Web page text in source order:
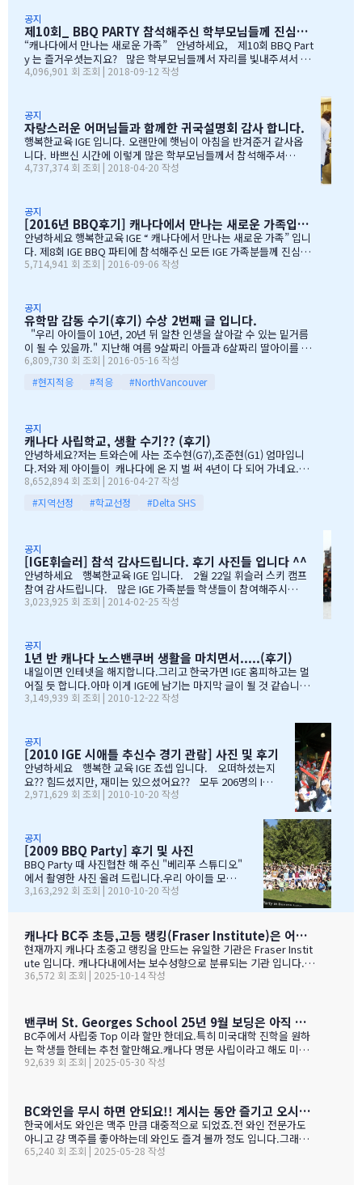
공지
제10회_ BBQ PARTY 참석해주신 학부모님들께 진심으로 감사드립니다
“캐나다에서 만나는 새로운 가족” 안녕하세요, 제10회 BBQ Part
y 는 즐거우셧는지요? 많은 학부모님들께서 자리를 빛내주셔서 너
무 감사합니다. 오전에 비가 와서 많이 걱정을 하엿지만, 다행이도
무 감사하엿지요. (아마 작년에 참석하셧던 학부모님들은 아주 아주
잘 아셧을것입니다 ^^). 매년 여름의 BBQ 파티는 WELCOME TO C
ANADA & WELCOME TO IGE 의미를 두고 있습니다. Q & A 에서 I
GE 의 Motto 에 대해서, 언급드린봐와 같이, 행사 준비에 음식준비
그리고 상품 물건을 구입하면서, 필요하신 생필품(?)이 무엇인지? 고
4,096,901 회 조회 | 2018-09-12 작성
공지
자랑스러운 어머님들과 함께한 귀국설명회 감사 합니다.
행복한교육 IGE 입니다. 오랜만에 햇님이 아침을 반겨준거 같사옵
니다. 바쁘신 시간에 이렇게 많은 학부모님들께서 참석해주셔서
자리를 빛내주셔서 진심으로 감사 또 감사드립니다. 멀리서 남아
rean 어머님들은 준비성은 최고 인걸 다시 느끼게된 하루엿습니
다. 유학맘이야기에 댓글이 27 이였지만, 참석해주시는 학부모
님들은 50분이 넘으셔서, 처음 오픈닝때 당황스러웠지만요~~ 바
쁘신 와중에 참석해주신 [TD은행,오경호부동산,웨스트캐나다종
합보험,캐나다쉬핑(코쉽해운),한인모터스]VERY 감사드리며, 언제
데 불편한거 없이 꼼꼼히 준비하시기 바라며, 내일이면 아마도 무
한의 카톡 및 연락이 오지않을까 생각이 …
4,737,374 회 조회 | 2018-04-20 작성
공지
[2016년 BBQ후기] 캐나다에서 만나는 새로운 가족입니다
안녕하세요 행복한교육 IGE “ 캐나다에서 만나는 새로운 가족” 입니
다. 제8회 IGE BBQ 파티에 참석해주신 모든 IGE 가족분들께 진심으
로 감사드립니다. 오전에 비가 와서 걱정 또 걱정을 하였지만, 어느
전부터 차근 차근 준비하엿습니다. 많은 IGE 가족분들께서 참석해주
셧으며,(총114가족) 노스밴쿠버,랭리교육청 교육감님들께서도 참석
해주셧습니다. 11시30분부터 오픈닝을 시작하엿고, 12시부터 BBQ
파티 시작으로 START 하엿지요. 그 다음 자녀학생들을 위하여 보물
찻기 그리고 Q & A 를 시작으로 학부모님들께 답을 마추신 분들께 선
물을 증정하는 즐거운 시간을 가져습니다. 매년 여름마다 BBQ 파티
를 진행하면서 시간이 정말 빨리 가는구나 생각이 듭니다. 맨처음…
5,714,941 회 조회 | 2016-09-06 작성
공지
유학맘 감동 수기(후기) 수상 2번째 글 입니다.
"우리 아이들이 10년, 20년 뒤 알찬 인생을 살아갈 수 있는 밑거름
이 될 수 있을까." 지난해 여름 9살짜리 아들과 6살짜리 딸아이를 데
리고 캐나다 밴쿠버로 조기유학을 떠날 결심을 했을 때, 매일밤 떠오
르는 고민이었습니다. 지난 10여년동안 부모님과 함께 삼대가 살아
왔기에 고민은 더욱 컸습니다. 가족이 떨어져 지내는 시간을 나이 드
遷之敎, 맹자의 어머니가 자식을 위해 세 번 이사했다는 뜻)는 못할
망정, 조금이라도 기회가 있을 때 망설이지 말라"는 말로 오히려 제
등을 떠미셨습니다. 경제적인 여건이 딱히 좋은 것도 아니었습니다.
유학비용도 평소 한국에서 들어가던 교육비에 생활비가 조금 더 들어
가는 수준으로 잡았습니다. 자린고비 정신으로 단단히 무장을 했지
요. 어찌보면 단순무식하게 "영어도 배우고 아이들이 살아…
6,809,730 회 조회 | 2016-05-16 작성
#현지적응
#적응 #NorthVancouver
공지
캐나다 사립학교, 생활 수기?? (후기)
안녕하세요?저는 트와슨에 사는 조수현(G7),조준현(G1) 엄마입니
다.저와 제 아이들이 캐나다에 온 지 벌 써 4년이 다 되어 가네요.이
렇게 오래 있게 된 이유는 단 하나 너무 좋아서 입니다.철새도래지 바
다도 가까이 있고 조용하고 제 아이들이 다니는 학교도 너무 좋습니
다.백인 비율도 높고요.ㅎㅎ제가 가장 만족도가 높았던 높게 생각 하
정말 대단합니다.발론티어로 돌아가는 것도 대단하고요. 큰아이가
처음 왔을 떼 G4 영어도 잘 못하고 힘들어 할 때 워낙 엉뚱한 놈이라
엉뚱한 짓을 할 때도 선생님께서 괜찮다고남자아이들은 그렇게 크는
거라고 말씀해주시고아이의 작은 장단점도 다 알고 계시고 장점도
크게 칭찬해주시고학년 마지막 주에는 저를 앉혀놓고 방학 캠프 리
8,652,894 회 조회 | 2016-04-27 작성
#지역선정
#학교선정 #Delta SHS
공지
[IGE휘슬러] 참석 감사드립니다. 후기 사진들 입니다 ^^
안녕하세요 행복한교육 IGE 입니다. 2월 22일 휘슬러 스키 캠프
참여 감사드립니다. 많은 IGE 가족분들 학생들이 참여해주시고,
빛내주셔서 감사드립니다. 안타깝게도 화창한 날씨여야하는데,
장님, 웨스트캐나다 보험 김정중부장님, 하나투어 지용구님, IGE S
CHOOL 부서에 김미정선생님, 박숙희 선생님 그리고 코퀴틀람 사
무실에 김의정팀장님, 김예경님 진심을 감사드립니다. 마지막으
로 요번 행사를 진행해주신 전준성 본부장님께 감사드리며, 이벤트
까지 준비해주신 본부장님 수고많으셨습니다. " 스키 이벤트" 꼭
들은 댓글로 남겨주시면, 카톡 혹은 메일로 보내드리겠습니다. 감
사합니다.…
3,023,925 회 조회 | 2014-02-25 작성
공지
1년 반 캐나다 노스밴쿠버 생활을 마치면서.....(후기)
내일이면 인테넷을 해지합니다.그리고 한국가면 IGE 홈피하고는 멀
어질 듯 합니다.아마 이게 IGE에 남기는 마지막 글이 될 것 같습니다
1년 반동안의 시간...저희 아이들에게 너무 소중한 시간이였습니다.
선택이였는데......추천 받은 세 군 데 중에서 선택한 IGE.....서비스
마인드가 확실하고 고객을 끝까지 책임질 줄 아는 회사였습니다.한
국 학생이 적은 웨스트 벤쿠버. 그리고 정 사장님이 추천해주신 caulf
eild.....최고의 선택이였습니다. 아이들은 지난 주 부터 계속 farew
ell party입니다.지난 주에 큰애는 6학년 남자 애들 모두 모여서 이번
에 떠나는 한국 아이 2명을 위한 피자파티에 참석하였고 이번 주는 6
학년 아이들끼리 노벤에 있는 레이저텍에서 번개 모임을 하고 놀다가
왔습니다.둘째는 친했던 친구들 집에 초대를 받아서 4명의 친구와 돌
아가면서 sleep over하느라 집에 들어오질 않습니…
3,149,939 회 조회 | 2010-12-22 작성
공지
[2010 IGE 시애틀 추신수 경기 관람] 사진 및 후기
안녕하세요 행복한 교육 IGE 죠셉 입니다. 오떠하셨는지
요?? 힘드셨지만, 재미는 있으셨어요?? 모두 206명의 IGE
가족분들이 참석하셨으며, 무사히 이벤트 마무리되었습니
습니다. 감사합니다...꾸벅!!! 이른 아침부터 준비하시고,
국경에서 장작 3시간동안 시간이 걸리셨고....오마이갓~!!!
그래두 미국땅은 밟아보았죠~~추신수도 보고~~야구경기도
보고~~~따뜻한 햇빛아래에서 시원한 맥주도....ㅋㅋㅋ ^^
아버님/어머님들의 여유스러운 모습에 저 또한 신나드라고
요~~~응원도 힘차게 하며...단지 추신수 선수가 뒷 돌아보지
않아서 아쉬웠지만...........( 쫌~~ 뒤를 돌아보고 손 한번 흔
떠나면 고생이죠??? ㅋㅋㅋㅋㅋㅋ …
2,971,629 회 조회 | 2010-10-20 작성
공지
[2009 BBQ Party] 후기 및 사진
BBQ Party 때 사진협찬 해 주신 "베리푸 스튜디오"
에서 촬영한 사진 올려 드립니다.우리 아이들 모
습 잘 찾아 보세요..혹시나 빠진 가족이 있더라도 용
3,163,292 회 조회 | 2010-10-20 작성
캐나다 BC주 초등,고등 랭킹(Fraser Institute)은 어떻게 만들어 지나 ?
현재까지 캐나다 초중고 랭킹을 만드는 유일한 기관은 Fraser Instit
ute 입니다. 캐나다내에서는 보수성향으로 분류되는 기관 입니다.
하여간일반적으로 학교 랭킹 하면 학교의 성적 그러니까 표준 시험결
고등학교의 경우 (9개 지표):평균 시험 점수 (Average exam mark)
졸업률 (Diploma completion rate)학생당 이수 과목 수 (Courses
taken per student)진급 지연율 (Delayed advancement rate)
시험 낙제율 (Percentage of exams failed)학교 vs 시험 점수 차
이 (School vs. exam mark difference) 7-9. 성별 격차 지표 3개
36,572 회 조회 | 2025-10-14 작성
밴쿠버 St. Georges School 25년 9월 보딩은 아직 자리가 있다고 하네요.
BC주에서 사립중 Top 이라 할만 한데요.특히 미국대학 진학을 원하
는 학생들 한테는 추천 할만해요.캐나다 명문 사립이라고 해도 미국
대학 진학은 그저그런 학교도 많거던요.이학교가 하여간 학비+보딩
ent TuitionCanadian Students$73,500American / Mexican / or
Non-Resident Canadian Students$84,000International Stude
nts$99,500
92,639 회 조회 | 2025-05-30 작성
BC와인을 무시 하면 안되요!! 계시는 동안 즐기고 오시기를 바랍니다. (밴쿠버에서 소주는 얼마?)
한국에서도 와인은 맥주 만큼 대중적으로 되었죠.전 와인 전문가도
아니고 걍 맥주를 좋아하는데 와인도 즐겨 볼까 정도 입니다.그래도
와인을 이것 저것 10년넘게 먹다 보니 캐나다, 미국 와인이 유럽산 대
65,240 회 조회 | 2025-05-28 작성